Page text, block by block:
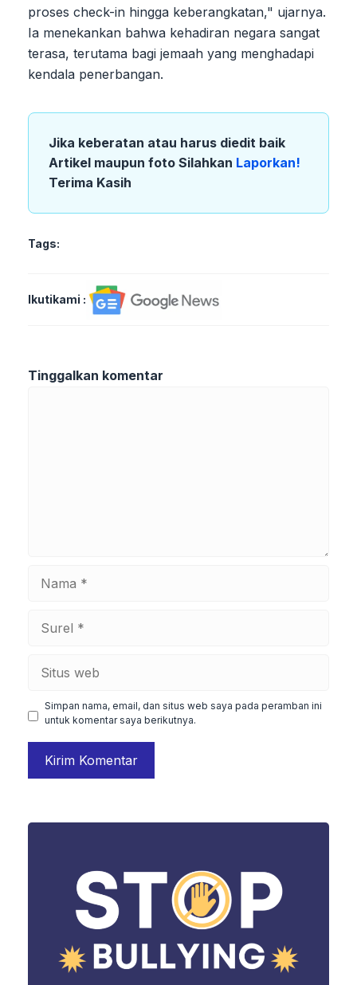
proses check-in hingga keberangkatan," ujarnya.
Ia menekankan bahwa kehadiran negara sangat
terasa, terutama bagi jemaah yang menghadapi
kendala penerbangan.
Jika keberatan atau harus diedit baik
Artikel maupun foto Silahkan Laporkan!
Terima Kasih
Tags:
Ikutikami :
Tinggalkan komentar
Simpan nama, email, dan situs web saya pada peramban ini
untuk komentar saya berikutnya.